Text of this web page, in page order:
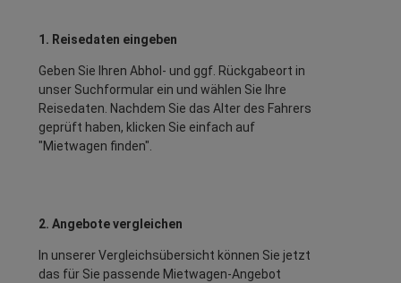
1. Reisedaten eingeben
Geben Sie Ihren Abhol- und ggf. Rückgabeort in
unser Suchformular ein und wählen Sie Ihre
Reisedaten. Nachdem Sie das Alter des Fahrers
geprüft haben, klicken Sie einfach auf
"Mietwagen finden".
2. Angebote vergleichen
In unserer Vergleichsübersicht können Sie jetzt
das für Sie passende Mietwagen-Angebot